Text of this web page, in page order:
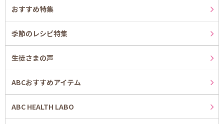
おすすめ特集
季節のレシピ特集
生徒さまの声
ABCおすすめアイテム
ABC HEALTH LABO